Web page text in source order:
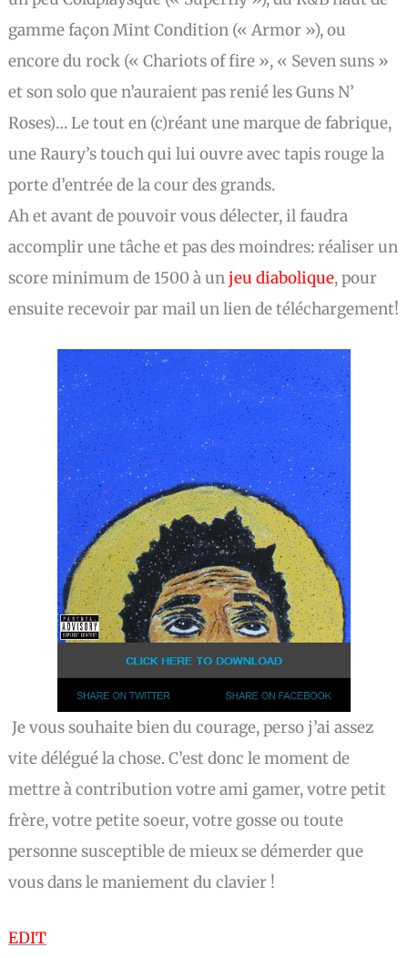
gamme façon Mint Condition (« Armor »), ou
encore du rock (« Chariots of fire », « Seven suns »
et son solo que n’auraient pas renié les Guns N’
Roses)… Le tout en (c)réant une marque de fabrique,
une Raury’s touch qui lui ouvre avec tapis rouge la
porte d’entrée de la cour des grands.
Ah et avant de pouvoir vous délecter, il faudra
accomplir une tâche et pas des moindres: réaliser un
score minimum de 1500 à unjeu diabolique, pour
ensuite recevoir par mail un lien de téléchargement!
Je vous souhaite bien du courage, perso j’ai assez
vite délégué la chose. C’est donc le moment de
mettre à contribution votre ami gamer, votre petit
frère, votre petite soeur, votre gosse ou toute
personne susceptible de mieux se démerder que
vous dans le maniement du clavier !
EDIT